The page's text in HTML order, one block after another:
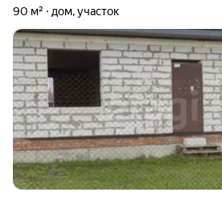
90 м² дом, участок